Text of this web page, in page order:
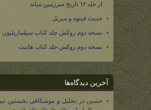
از جلد ۱۲ تاریخ سرزمین میانه
حدیث فینوه و میریل
نسخه دوم روکش جلد کتاب سیلماریلیون
نسخه دوم روکش جلد کتاب هابیت
آخرین دیدگاه‌ها
حسین در تحلیل و موشکافی نخستین